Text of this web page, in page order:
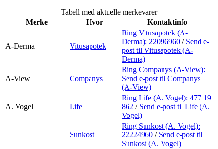
Åpningstider
Praktisk informasjon
Magasin
Tabell med aktuelle merkevarer
Merke
Hvor Kontaktinfo
A-Derma Vitusapotek
Ring Vitusapotek (A-
Derma): 22096960 / Send e-
post til Vitusapotek (A-
Derma)
A-View Companys
Ring Companys (A-View):
Send e-post til Companys
(A-View)
A. Vogel Life
Ring Life (A. Vogel): 477 19
862 / Send e-post til Life (A.
Vogel)
Sunkost
Ring Sunkost (A. Vogel):
22224960 / Send e-post til
Sunkost (A. Vogel)